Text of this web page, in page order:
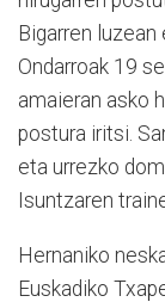
Bigarren
Ondarroak 19
amaieran asko
postura iritsi.
eta urrezko
Isuntzaren
Hernaniko
Euskadiko